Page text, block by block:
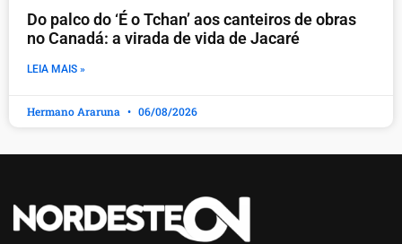
Do palco do ‘É o Tchan’ aos canteiros de obras
no Canadá: a virada de vida de Jacaré
LEIA MAIS »
Hermano Araruna 06/08/2026